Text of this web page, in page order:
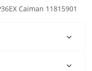
Caiman 11815901